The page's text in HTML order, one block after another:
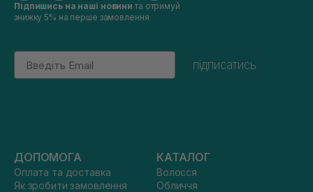
Підпишись на наші новини та отримуй
знижку 5% на перше замовлення
Email
підписатись
ДОПОМОГА
Оплата та доставка
Як зробити замовлення
КАТАЛОГ
Волосся
Обличчя